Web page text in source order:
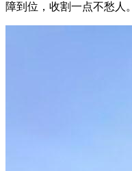
障到位，收割一点不愁人。